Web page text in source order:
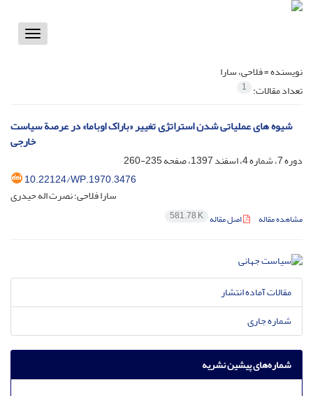
Toggle
نویسنده =فلاحی، سارا
تعداد مقالات: 1
‏ شیوه های عملیاتی شدن استراتژی تغییر «باراک اوباما» در عرصة سیاست
خارجی
دوره 7، شماره 4، اسفند 1397، صفحه
235-260
10.22124/WP.1970.3476
سارا فلاحی؛ نصرت اله حیدری
مشاهده مقاله اصل مقاله 581.78 K
مقالات آماده انتشار
شماره جاری
شماره‌های پیشین نشریه